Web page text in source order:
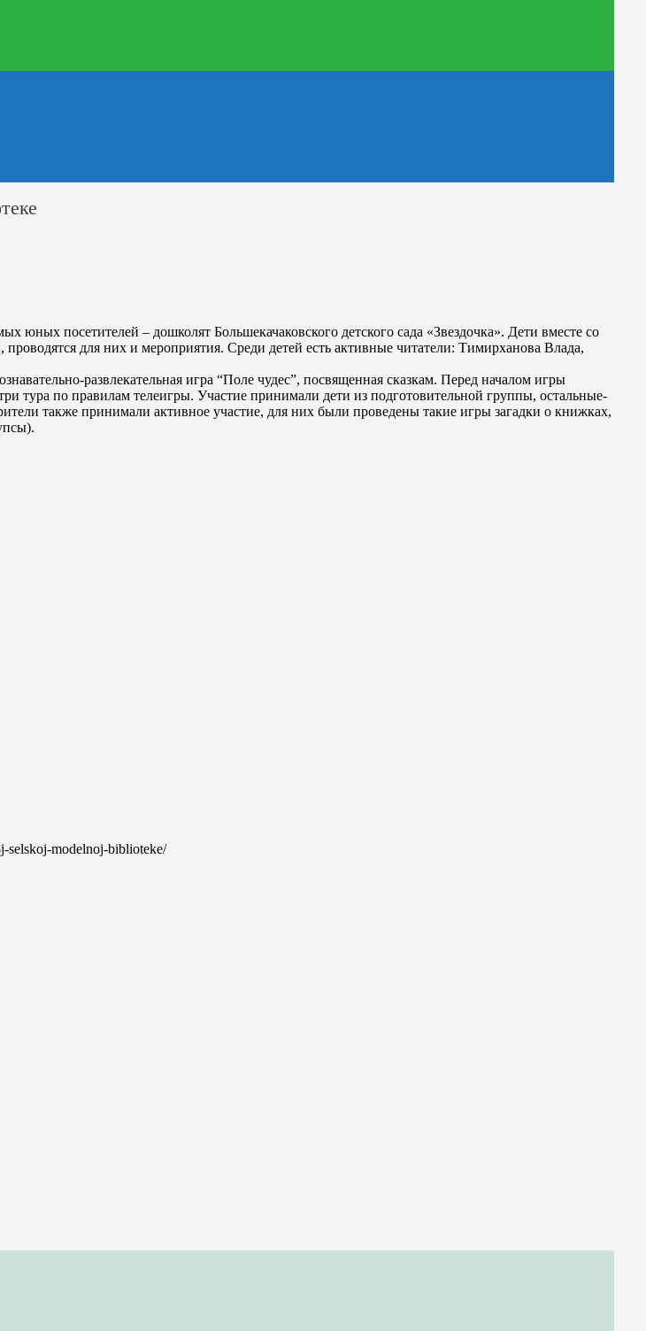
юных посетителей – дошколят Большекачаковского детского сада «Звездочка». Дети вместе со
для них и мероприятия. Среди детей есть активные читатели: Тимирханова Влада,
развлекательная игра “Поле чудес”, посвященная сказкам. Перед началом игры
тура по правилам телеигры. Участие принимали дети из подготовительной группы, остальные-
также принимали активное участие, для них были проведены такие игры загадки о книжках,
selskoj-modelnoj-biblioteke/